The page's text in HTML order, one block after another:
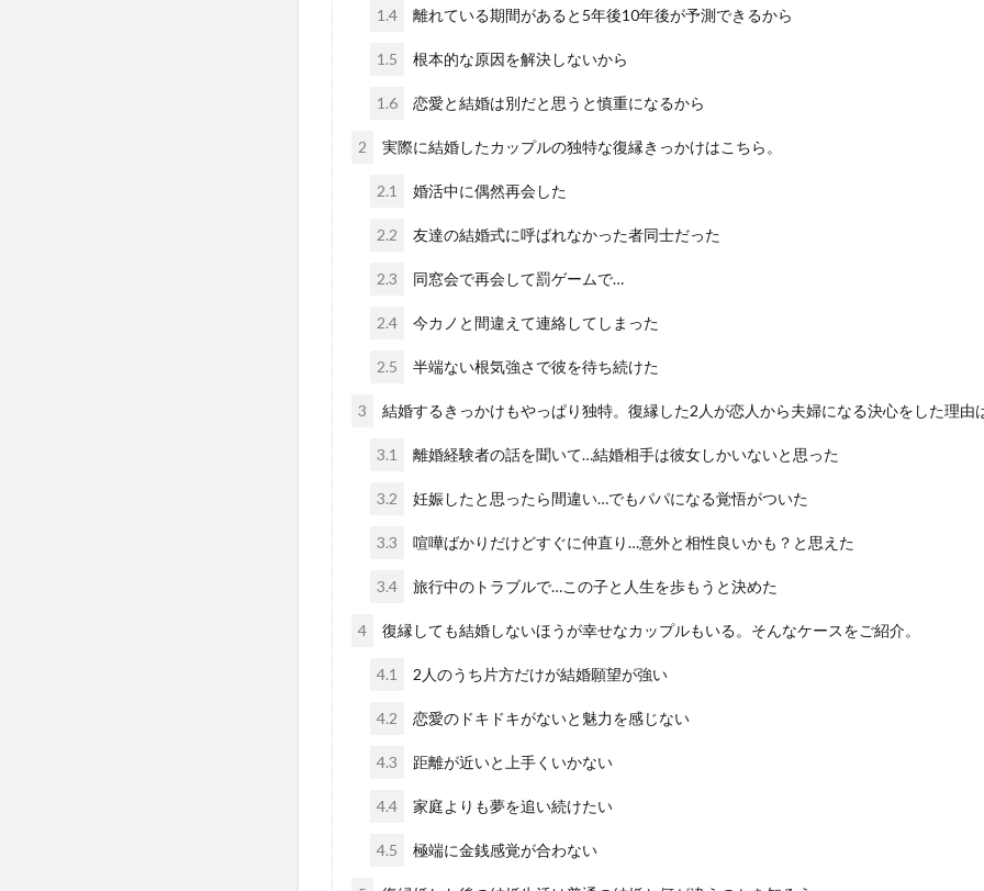
1.4 離れている期間があると5年後10年後が予測できるから
1.5 根本的な原因を解決しないから
1.6 恋愛と結婚は別だと思うと慎重になるから
2 実際に結婚したカップルの独特な復縁きっかけはこちら。
2.1 婚活中に偶然再会した
2.2 友達の結婚式に呼ばれなかった者同士だった
2.3 同窓会で再会して罰ゲームで…
2.4 今カノと間違えて連絡してしまった
2.5 半端ない根気強さで彼を待ち続けた
3 結婚するきっかけもやっぱり独特。復縁した2人が恋人から夫婦になる決心をした理由
3.1 離婚経験者の話を聞いて…結婚相手は彼女しかいないと思った
3.2 妊娠したと思ったら間違い…でもパパになる覚悟がついた
3.3 喧嘩ばかりだけどすぐに仲直り…意外と相性良いかも？と思えた
3.4 旅行中のトラブルで…この子と人生を歩もうと決めた
4 復縁しても結婚しないほうが幸せなカップルもいる。そんなケースをご紹介。
4.1 2人のうち片方だけが結婚願望が強い
4.2 恋愛のドキドキがないと魅力を感じない
4.3 距離が近いと上手くいかない
4.4 家庭よりも夢を追い続けたい
4.5 極端に金銭感覚が合わない